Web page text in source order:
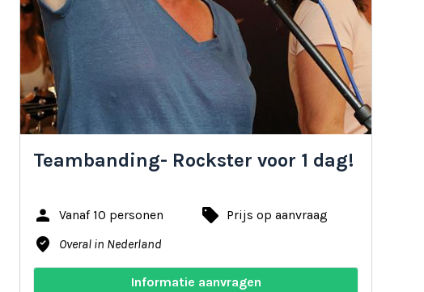
Teambanding- Rockster voor 1 dag!
person Vanaf 10 personen local_offer Prijs op aanvraag
where_to_vote Overal in Nederland
Informatie aanvragen